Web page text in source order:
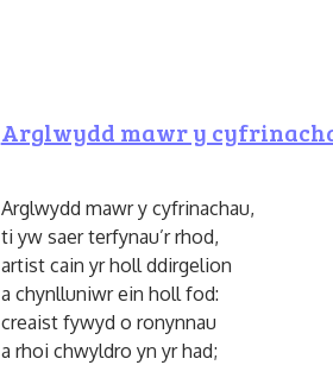
Arglwydd mawr y
Arglwydd mawr y cyfrinachau,
ti yw saer terfynau’r rhod,
artist cain yr holl ddirgelion
a chynlluniwr ein holl fod:
creaist fywyd o ronynnau
a rhoi chwyldro yn yr had;